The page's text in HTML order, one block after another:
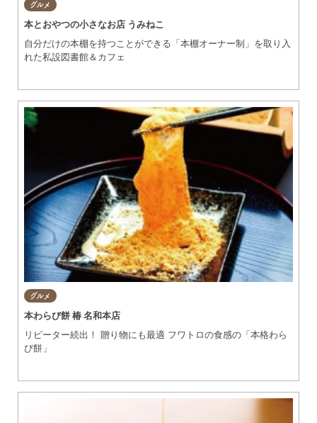
グルメ
本とおやつの小さなお店 うみねこ
自分だけの本棚を持つことができる「本棚オーナー制」を取り入
れた私設図書館＆カフェ
グルメ
本わらび餅 椿 名和本店
リピーター続出！ 贈り物にも最適 フワトロの食感の「本格わら
び餅」